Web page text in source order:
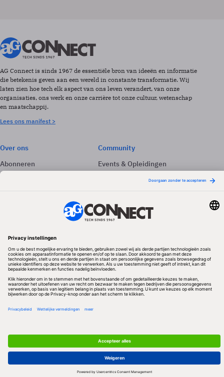
AG Connect is sinds 1967 de essentiële bron van ideeën en informatie
die betekenis geven aan een wereld in constante transformatie. Wij
laten zien hoe tech elk aspect van ons leven verandert, van onze
organisaties, ons werk en onze carrière tot onze cultuur, wetenschap
en maatschappij.
Lees ons manifest >
Over ons
Abonneren
Adverteren
Community
Events & Opleidingen
Volg ons
Redactionele partner
Algemene Voorwaarden & Copyrights